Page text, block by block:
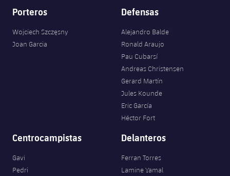
Porteros
Wojciech Szczęsny
Joan Garcia
Defensas
Alejandro Balde
Ronald Araujo
Pau Cubarsí
Andreas Christensen
Gerard Martín
Jules Kounde
Eric García
Héctor Fort
Centrocampistas
Gavi
Pedri
Delanteros
Ferran Torres
Lamine Yamal